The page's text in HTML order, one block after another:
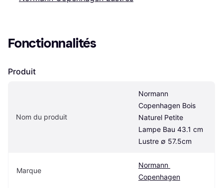
Fonctionnalités
Produit
Nom du produit
Normann
Copenhagen Bois
Naturel Petite
Lampe Bau 43.1 cm
Lustre ∅ 57.5cm
Marque
Normann
Copenhagen